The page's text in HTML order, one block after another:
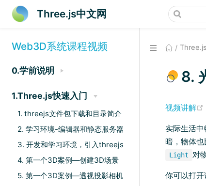
Three.js中文网
Web3D系统课程视频
0.学前说明
1.Three.js快速入门
1. threejs文件包下载和目录简介
2. 学习环境-编辑器和静态服务器
3. 开发和学习环境，引入threejs
4. 第一个3D案例—创建3D场景
5. 第一个3D案例—透视投影相机
8.
视频讲解
实际生活
暗，物体
Light 对
你可以打